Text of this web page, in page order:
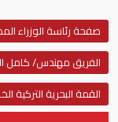
صفحة رئاسة الوزراء
الفريق مهندس/ كامل
القمة البحرية التركية